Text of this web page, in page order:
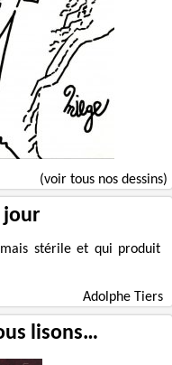
(voir tous nos dessins)
jour
stérile et qui produit
Adolphe Tiers
lisons…